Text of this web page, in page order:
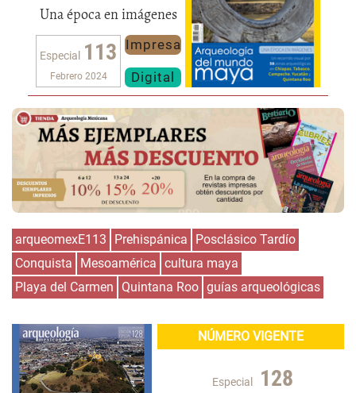
Una época en imágenes
Especial 113
Febrero 2024
Impresa
Digital
arqueomexE113 Prehispánica
Posclásico Tardío
Conquista
Mesoamérica cultura maya
Playa del Carmen
Quintana Roo guías arqueológicas
NÚMERO VIGENTE
Especial 128